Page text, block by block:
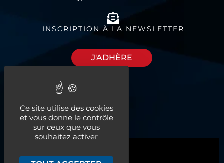
INSCRIPTION À LA NEWSLETTER
J'ADHÈRE
espaces à louer
Ce site utilise des cookies
et vous donne le contrôle
sur ceux que vous
souhaitez activer